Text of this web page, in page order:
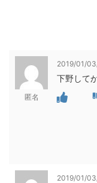
匿名
2019/01/
下野して
2019/01/